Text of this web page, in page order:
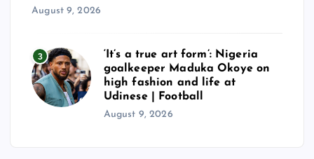
August 9, 2026
3
‘It’s a true art form’: Nigeria
goalkeeper Maduka Okoye on
high fashion and life at
Udinese | Football
August 9, 2026